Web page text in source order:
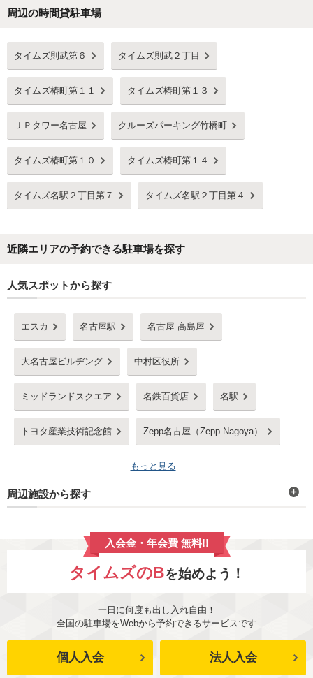
周辺の時間貸駐車場
タイムズ則武第６ タイムズ則武２丁目
タイムズ椿町第１１ タイムズ椿町第１３
ＪＰタワー名古屋 クルーズパーキング竹橋町
タイムズ椿町第１０ タイムズ椿町第１４
タイムズ名駅２丁目第７ タイムズ名駅２丁目第４
近隣エリアの予約できる駐車場を探す
人気スポットから探す
エスカ 名古屋駅 名古屋 高島屋
大名古屋ビルヂング 中村区役所
ミッドランドスクエア 名鉄百貨店 名駅
トヨタ産業技術記念館 Zepp名古屋（Zepp Nagoya）
もっと見る
周辺施設から探す
入会金・年会費 無料!!
タイムズのBを始めよう！
一日に何度も出し入れ自由！
全国の駐車場をWebから予約できるサービスです
個人入会 法人入会